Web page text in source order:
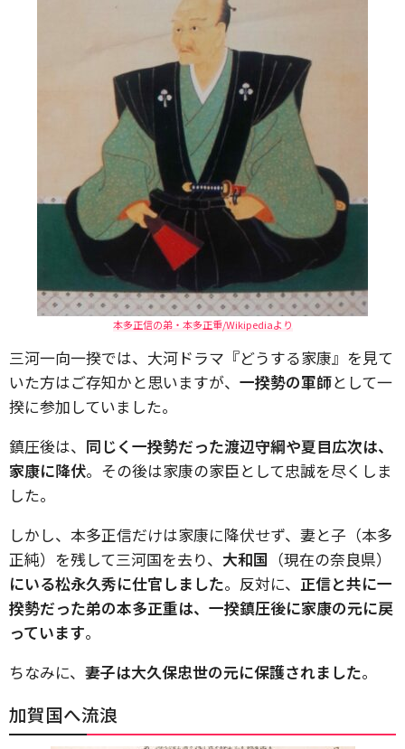
本多正信の弟・本多正重/Wikipediaより
三河一向一揆では、大河ドラマ『どうする家康』を見て
いた方はご存知かと思いますが、 一揆勢の軍師として一
揆に参加していました。
鎮圧後は、 同じく一揆勢だった渡辺守綱や夏目広次は、
家康に降伏。その後は家康の家臣として忠誠を尽くしま
した。
しかし、本多正信だけは家康に降伏せず、妻と子（本多
正純）を残して三河国を去り、 大和国 （現在の奈良県）
にいる松永久秀に仕官しました。反対に、 正信と共に一
揆勢だった弟の本多正重は、一揆鎮圧後に家康の元に戻
っています。
ちなみに、 妻子は大久保忠世の元に保護されました。
加賀国へ流浪